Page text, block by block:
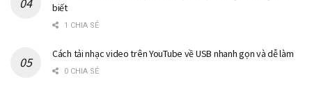
biết
1 CHIA SẺ
Cách tải nhạc video trên YouTube về USB nhanh gọn và dễ làm
0 CHIA SẺ